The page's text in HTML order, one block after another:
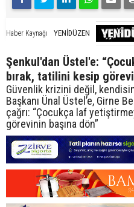
Haber Kaynağı YENİDÜZEN
Şenkul'dan Üstel'e:
bırak, tatilini kesip
Güvenlik krizini değil,
Başkanı Ünal Üstel’e, Girne
çağrı: “Çocukça laf
görevinin başına dön”